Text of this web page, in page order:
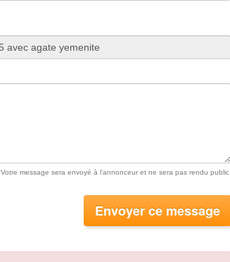
Votre message sera envoyé à l'annonceur et ne sera pas rendu public.
Envoyer ce message